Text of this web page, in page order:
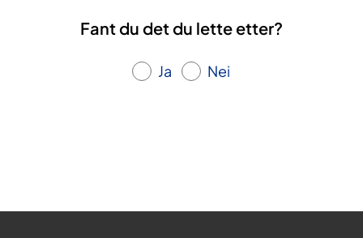
Fant du det du lette etter?
Ja Nei